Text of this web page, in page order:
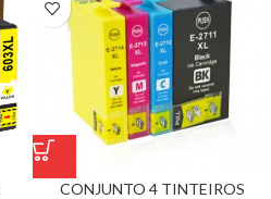
CONJUNTO 4 TINTEIROS